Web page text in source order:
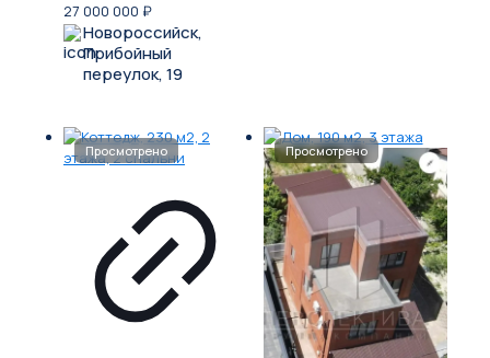
27 000 000 ₽
Новороссийск,
Прибойный
переулок, 19